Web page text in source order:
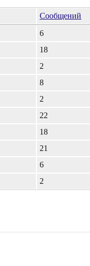
Сообщений
6
18
2
8
2
22
18
21
6
2